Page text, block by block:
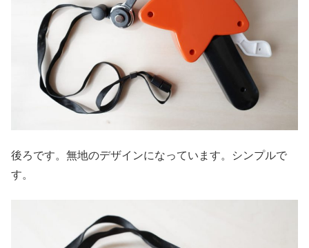
後ろです。無地のデザインになっています。シンプルで
す。